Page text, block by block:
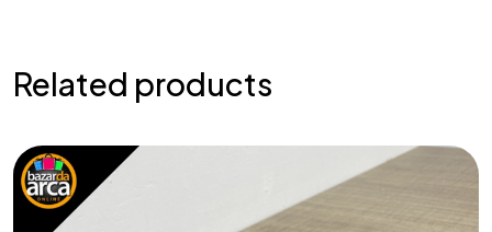
Related products